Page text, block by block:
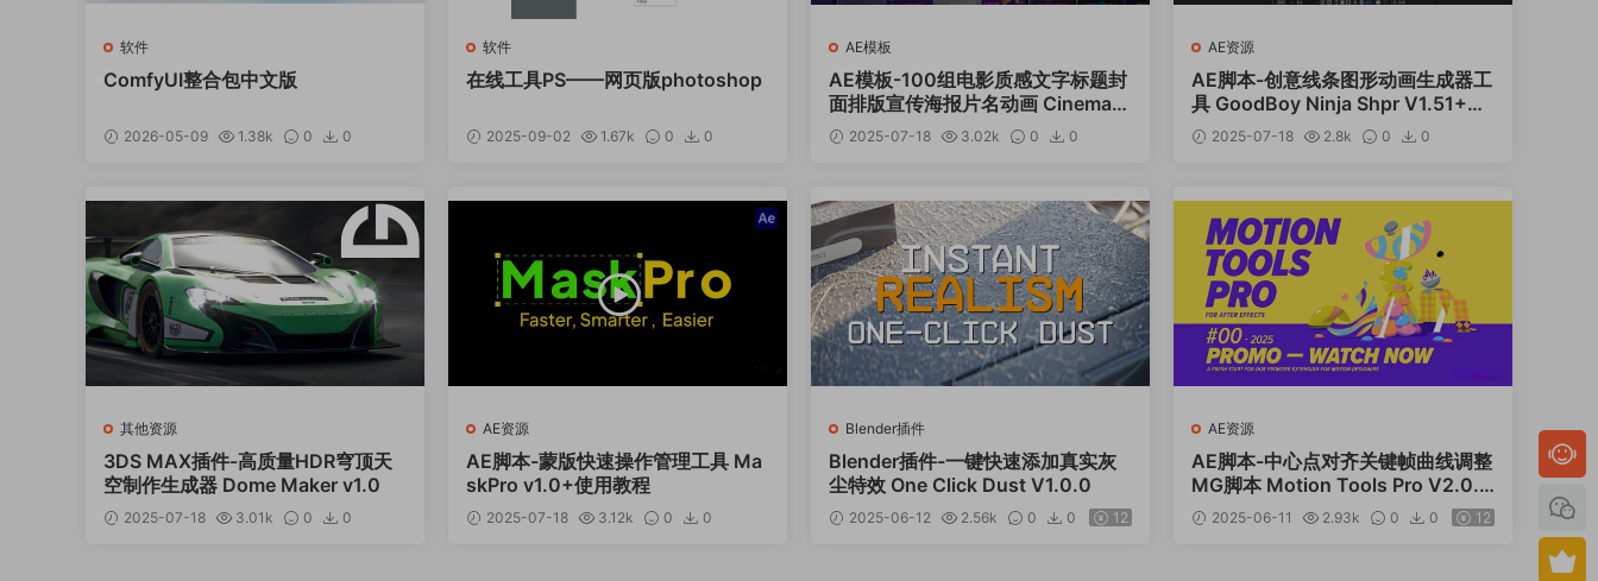
软件
ComfyUI整合包中文版
2026-05-09 1.38k 0 0
软件
在线工具PS——网页版photoshop
2025-09-02 1.67k 0 0
AE模板
AE模板-100组电影质感文字标题封
面排版宣传海报片名动画 Cinemati
c Titles
2025-07-18 3.02k 0 0
AE资源
AE脚本-创意线条图形动画生成器工
具 GoodBoy Ninja Shpr V1.51+
+使用教程
2025-07-18 2.8k 0 0
其他资源
3DS MAX插件-高质量HDR穹顶天
空制作生成器 Dome Maker v1.0
2025-07-18 3.01k 0 0
AE资源
AE脚本-蒙版快速操作管理工具 Ma
skPro v1.0+使用教程
2025-07-18 3.12k 0 0
Blender插件
Blender插件-一键快速添加真实灰
尘特效 One Click Dust V1.0.0
2025-06-12 2.56k 0 0 12
AE资源
AE脚本-中心点对齐关键帧曲线调整
MG脚本 Motion Tools Pro V2.0.6
+使用教程
2025-06-11 2.93k 0 0 12